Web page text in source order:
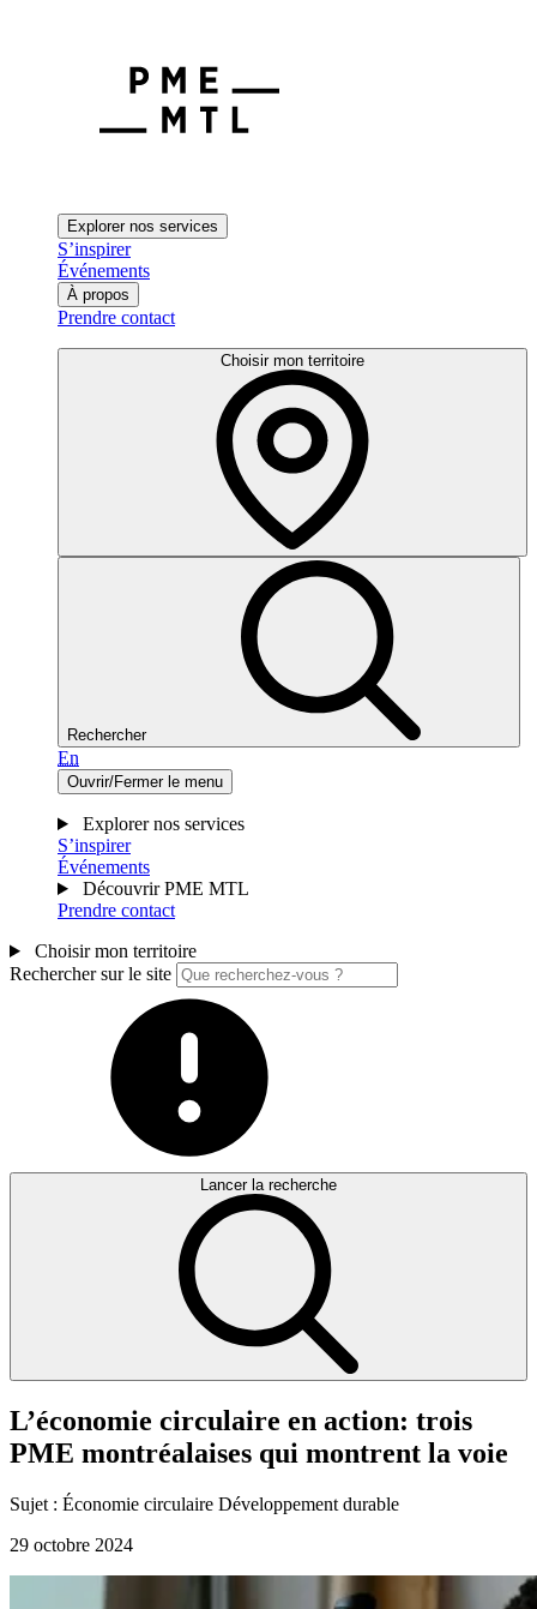
Explorer nos services
S’inspirer
Événements
À propos
Prendre contact
Choisir mon territoire
Rechercher
En
Ouvrir/Fermer le menu
Explorer nos services
S’inspirer
Événements
Découvrir PME MTL
Prendre contact
Choisir mon territoire
Rechercher sur le site
Lancer la recherche
L’économie circulaire en action: trois
PME montréalaises qui montrent la voie
Sujet : Économie circulaire Développement durable
29 octobre 2024